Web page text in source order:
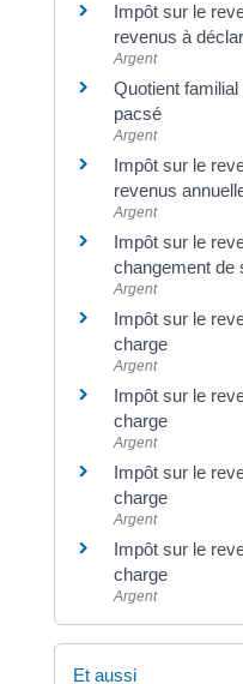
Impôt sur le
revenus à
Argent
Quotient
pacsé
Argent
Impôt sur le
revenus
Argent
Impôt sur le
changement de
Argent
Impôt sur le
charge
Argent
Impôt sur le
charge
Argent
Impôt sur le
charge
Argent
Impôt sur le
charge
Argent
Et aussi